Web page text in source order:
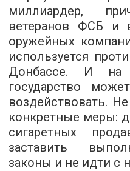
миллиардер,
ветеранов ФСБ и
оружейных
используется
Донбассе. И на
государство
воздействовать.
конкретные меры:
сигаретных
заставить
законы и не идти с